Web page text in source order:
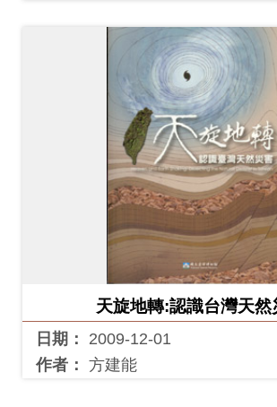
天旋地轉:認識台灣天然
日期：
2009-12-01
作者： 方建能